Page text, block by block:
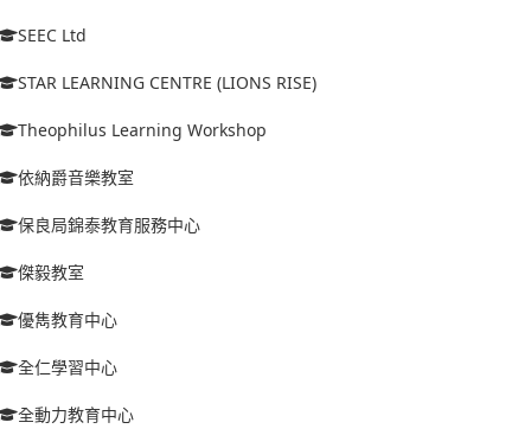
SEEC Ltd
STAR LEARNING CENTRE (LIONS RISE)
Theophilus Learning Workshop
依納爵音樂教室
保良局錦泰教育服務中心
傑毅教室
優雋教育中心
全仁學習中心
全動力教育中心